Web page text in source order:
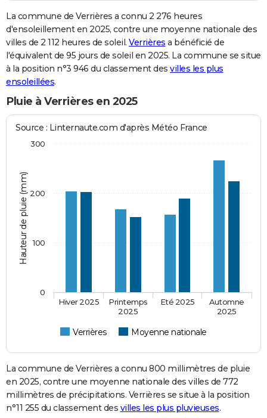
La commune de Verrières a connu 2 276 heures
d'ensoleillement en 2025, contre une moyenne nationale des
villes de 2 112 heures de soleil. Verrières a bénéficié de
l'équivalent de 95 jours de soleil en 2025. La commune se situe
à la position n°3 946 du classement des villes les plus
ensoleillées.
Pluie à Verrières en 2025
Hauteur de pluie (mm)
Source : Linternaute.com d'après Météo France
Verrières Moyenne nationale
Hiver 2025
Printemps
2025
Eté 2025
Automne
2025
0
100
200
300
La commune de Verrières a connu 800 millimètres de pluie
en 2025, contre une moyenne nationale des villes de 772
millimètres de précipitations. Verrières se situe à la position
n°11 255 du classement des villes les plus pluvieuses.